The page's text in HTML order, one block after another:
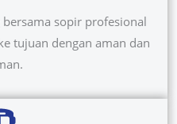
sopir profesional
tujuan dengan aman dan